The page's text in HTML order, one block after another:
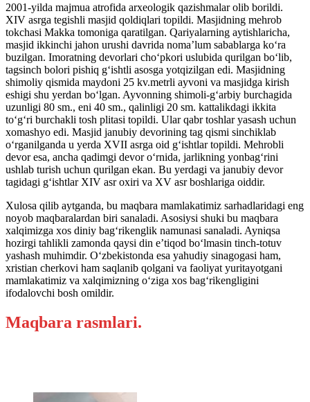
2001-yilda majmua atrofida arxeologik qazishmalar olib borildi.
XIV asrga tegishli masjid qoldiqlari topildi. Masjidning mehrob
tokchasi Makka tomoniga qaratilgan. Qariyalarning aytishlaricha,
masjid ikkinchi jahon urushi davrida noma’lum sabablarga koʻra
buzilgan. Imoratning devorlari choʻpkori uslubida qurilgan boʻlib,
tagsinch bolori pishiq gʻishtli asosga yotqizilgan edi. Masjidning
shimoliy qismida maydoni 25 kv.metrli ayvoni va masjidga kirish
eshigi shu yerdan boʻlgan. Ayvonning shimoli-gʻarbiy burchagida
uzunligi 80 sm., eni 40 sm., qalinligi 20 sm. kattalikdagi ikkita
toʻgʻri burchakli tosh plitasi topildi. Ular qabr toshlar yasash uchun
xomashyo edi. Masjid janubiy devorining tag qismi sinchiklab
oʻrganilganda u yerda XVII asrga oid gʻishtlar topildi. Mehrobli
devor esa, ancha qadimgi devor oʻrnida, jarlikning yonbagʻrini
ushlab turish uchun qurilgan ekan. Bu yerdagi va janubiy devor
tagidagi gʻishtlar XIV asr oxiri va XV asr boshlariga oiddir.
Xulosa qilib aytganda, bu maqbara mamlakatimiz sarhadlaridagi eng
noyob maqbaralardan biri sanaladi. Asosiysi shuki bu maqbara
xalqimizga xos diniy bag‘rikenglik namunasi sanaladi. Ayniqsa
hozirgi tahlikli zamonda qaysi din e’tiqod bo‘lmasin tinch-totuv
yashash muhimdir. O‘zbekistonda esa yahudiy sinagogasi ham,
xristian cherkovi ham saqlanib qolgani va faoliyat yuritayotgani
mamlakatimiz va xalqimizning o‘ziga xos bag‘rikengligini
ifodalovchi bosh omildir.
Maqbara rasmlari.